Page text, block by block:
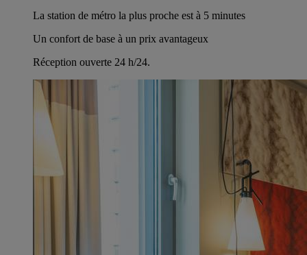
La station de métro la plus proche est à 5 minutes
Un confort de base à un prix avantageux
Réception ouverte 24 h/24.